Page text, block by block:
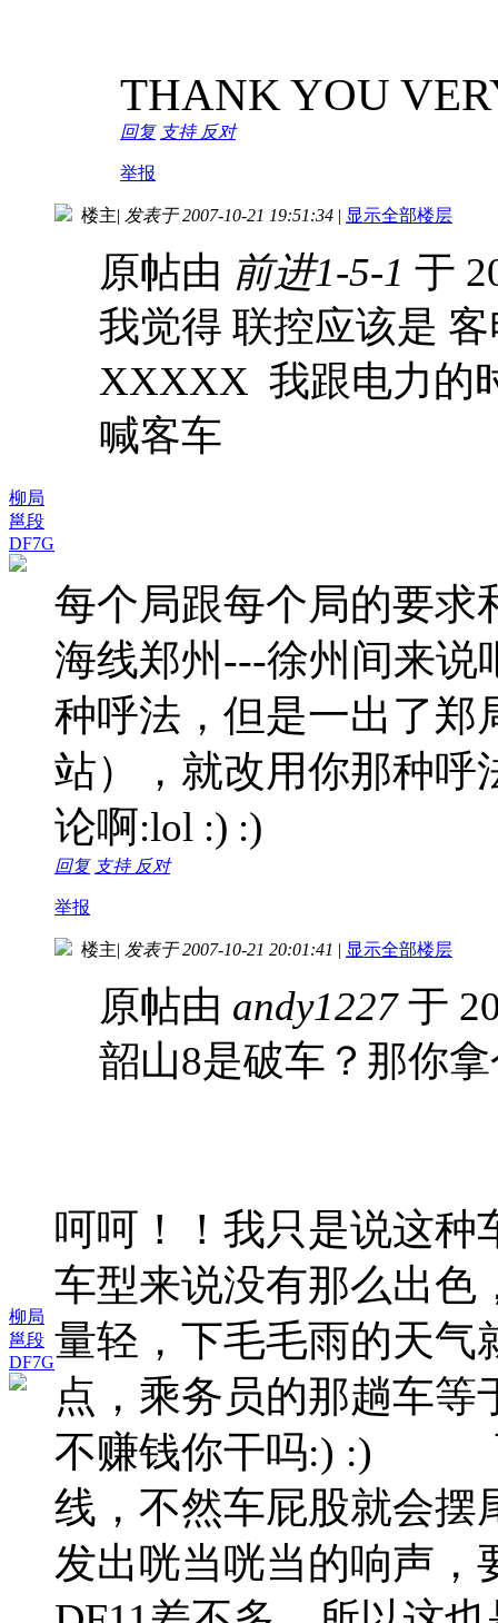
THANK YOU
回复 支持 反对
举报
柳局
邕段
DF7G
楼主| 发表于 2007-10-21 19:51:34 | 显示全部楼层
原帖由 前进1-5-1 于
我觉得 联控应该是
XXXXX 我跟电力的
喊客车
每个局跟每个局的要求
海线郑州---徐州间来说
种呼法，但是一出了郑
站），就改用你那种
论啊:lol :) :)
回复 支持 反对
举报
柳局
邕段
DF7G
楼主| 发表于 2007-10-21 20:01:41 | 显示全部楼层
原帖由 andy1227于
韶山8是破车？那你
呵呵！！我只是说这种
车型来说没有那么出色
量轻，下毛毛雨的天气
点，乘务员的那趟车
不赚钱你干吗:) :) 而
线，不然车屁股就会摆
发出咣当咣当的响声，